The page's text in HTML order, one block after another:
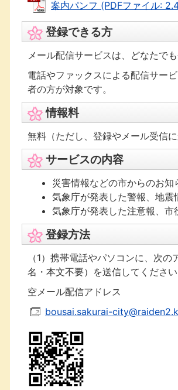
案内パンフ (PDFファイル:
登録できる方
メール配信サービスは、どなたでも
電話やファックスによる配信サー
者の方が対象です。
情報料
無料（ただし、登録やメール受信
サービスの内容
災害情報などの市からのお知
気象庁が発表した警報、地震
気象庁が発表した注意報、市
登録方法
（1）携帯電話やパソコンに、次
名・本文不要）を送信してください
空メール配信アドレス
bousai.sakurai-